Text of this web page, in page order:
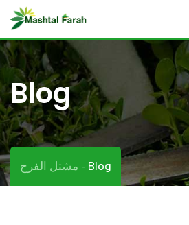
Skip
content
Blog
مشتل الفرح - Blog